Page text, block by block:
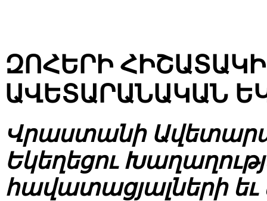
ԶՈՀԵՐԻ
ԱՎԵՏԱՐԱՆԱԿԱՆ
Վրաստանի
Եկեղեցու
հավատացյալների